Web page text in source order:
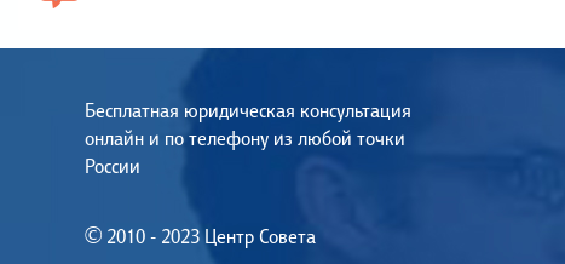
Бесплатная юридическая консультация
онлайн и по телефону из любой точки
России
© 2010 - 2023 Центр Совета